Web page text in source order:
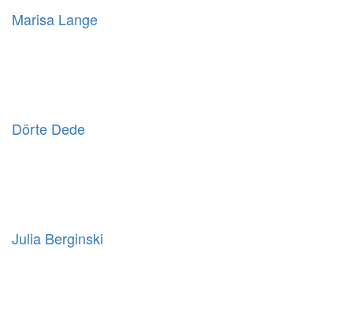
Marisa Lange
Dörte Dede
Julia Berginski